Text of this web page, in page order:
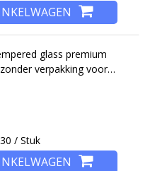
glass premium
verpakking voor
/ Stuk